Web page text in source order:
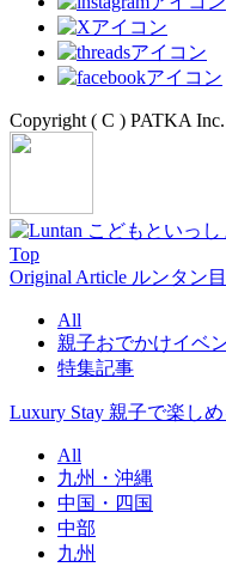
Copyright ( C ) PATKA
Top
Original Article ルンタン
All
親子おでかけイベ
特集記事
Luxury Stay 親子で楽し
All
九州・沖縄
中国・四国
中部
九州